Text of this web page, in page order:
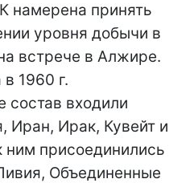
намерена принять
уровня добычи в
встрече в Алжире.
1960 г.
состав входили
Иран, Ирак, Кувейт и
ним присоединились
Объединенные